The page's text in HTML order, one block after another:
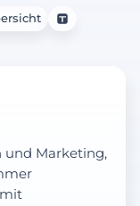
Marketing,